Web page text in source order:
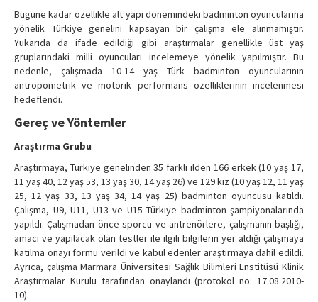
Bugüne kadar özellikle alt yapı dönemindeki badminton oyuncularına
yönelik Türkiye genelini kapsayan bir çalışma ele alınmamıştır.
Yukarıda da ifade edildiği gibi araştırmalar genellikle üst yaş
gruplarındaki milli oyuncuları incelemeye yönelik yapılmıştır. Bu
nedenle, çalışmada 10-14 yaş Türk badminton oyuncularının
antropometrik ve motorik performans özelliklerinin incelenmesi
hedeflendi.
Gereç ve Yöntemler
Araştırma Grubu
Araştırmaya, Türkiye genelinden 35 farklı ilden 166 erkek (10 yaş 17,
11 yaş 40, 12 yaş 53, 13 yaş 30, 14 yaş 26) ve 129 kız (10 yaş 12, 11 yaş
25, 12 yaş 33, 13 yaş 34, 14 yaş 25) badminton oyuncusu katıldı.
Çalışma, U9, U11, U13 ve U15 Türkiye badminton şampiyonalarında
yapıldı. Çalışmadan önce sporcu ve antrenörlere, çalışmanın başlığı,
amacı ve yapılacak olan testler ile ilgili bilgilerin yer aldığı çalışmaya
katılma onayı formu verildi ve kabul edenler araştırmaya dahil edildi.
Ayrıca, çalışma Marmara Üniversitesi Sağlık Bilimleri Enstitüsü Klinik
Araştırmalar Kurulu tarafından onaylandı (protokol no: 17.08.2010-
10).